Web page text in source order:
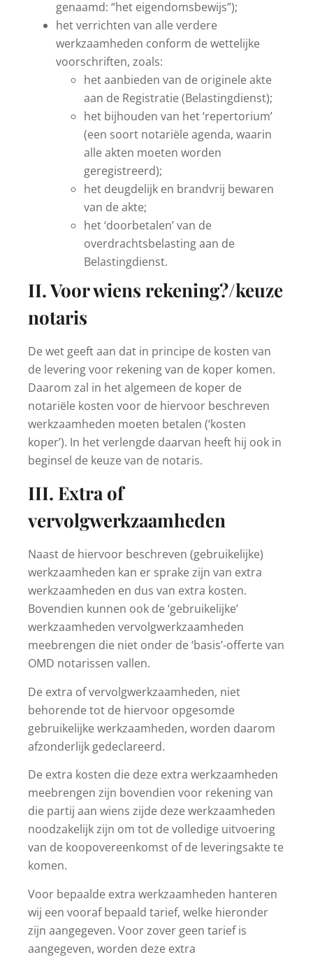
genaamd: “het eigendomsbewijs”);
het verrichten van alle verdere
werkzaamheden conform de wettelijke
voorschriften, zoals:
het aanbieden van de originele akte
aan de Registratie (Belastingdienst);
het bijhouden van het ‘repertorium’
(een soort notariële agenda, waarin
alle akten moeten worden
geregistreerd);
het deugdelijk en brandvrij bewaren
van de akte;
het ‘doorbetalen’ van de
overdrachtsbelasting aan de
Belastingdienst.
II. Voor wiens rekening?/keuze
notaris
De wet geeft aan dat in principe de kosten van
de levering voor rekening van de koper komen.
Daarom zal in het algemeen de koper de
notariële kosten voor de hiervoor beschreven
werkzaamheden moeten betalen (‘kosten
koper’). In het verlengde daarvan heeft hij ook in
beginsel de keuze van de notaris.
III. Extra of
vervolgwerkzaamheden
Naast de hiervoor beschreven (gebruikelijke)
werkzaamheden kan er sprake zijn van extra
werkzaamheden en dus van extra kosten.
Bovendien kunnen ook de ‘gebruikelijke’
werkzaamheden vervolgwerkzaamheden
meebrengen die niet onder de ‘basis’-offerte van
OMD notarissen vallen.
De extra of vervolgwerkzaamheden, niet
behorende tot de hiervoor opgesomde
gebruikelijke werkzaamheden, worden daarom
afzonderlijk gedeclareerd.
De extra kosten die deze extra werkzaamheden
meebrengen zijn bovendien voor rekening van
die partij aan wiens zijde deze werkzaamheden
noodzakelijk zijn om tot de volledige uitvoering
van de koopovereenkomst of de leveringsakte te
komen.
Voor bepaalde extra werkzaamheden hanteren
wij een vooraf bepaald tarief, welke hieronder
zijn aangegeven. Voor zover geen tarief is
aangegeven, worden deze extra